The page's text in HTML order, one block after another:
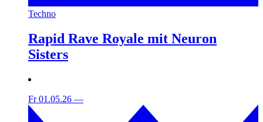
Techno
Rapid Rave Royale mit Neuron
Sisters
Fr 01.05.26 —